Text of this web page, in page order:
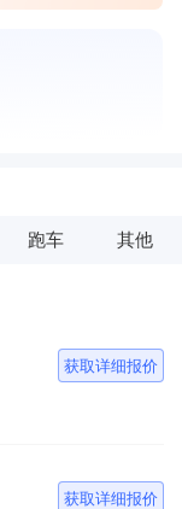
跑车 其他
获取详细报价
获取详细报价